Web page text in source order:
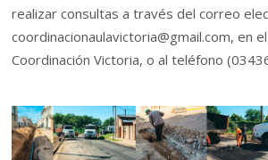
realizar consultas a través del correo
coordinacionaulavictoria@gmail.com, en
Coordinación Victoria, o al teléfono